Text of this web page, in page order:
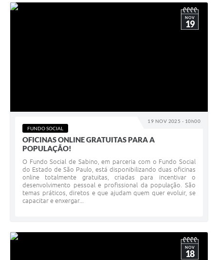
19 NOV 2025 - 10h00
NOV
19
FUNDO SOCIAL
OFICINAS ONLINE GRATUITAS PARA A
POPULAÇÃO!
O Fundo Social de Sabino, em parceria com o Fundo Social
do Estado de São Paulo, está disponibilizando duas oficinas
online totalmente gratuitas, criadas para incentivar o
desenvolvimento pessoal e profissional da população. São
temas práticos, diretos e que ajudam quem quer evoluir, se
capacitar e enxergar...
NOV
18